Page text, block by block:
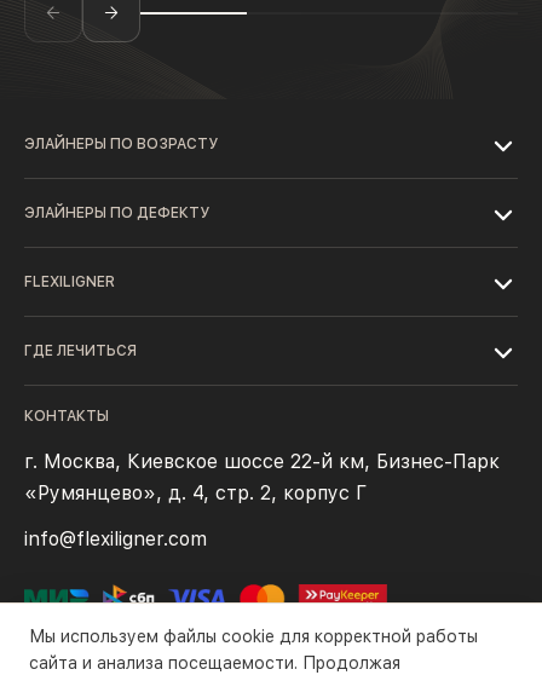
ЭЛАЙНЕРЫ ПО ВОЗРАСТУ
ЭЛАЙНЕРЫ ПО ДЕФЕКТУ
FLEXILIGNER
ГДЕ ЛЕЧИТЬСЯ
КОНТАКТЫ
г. Москва, Киевское шоссе 22-й км, Бизнес-Парк
«Румянцево», д. 4, стр. 2, корпус Г
info@flexiligner.com
Мы используем файлы cookie для корректной работы
сайта и анализа посещаемости. Продолжая